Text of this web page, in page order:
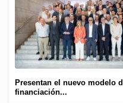
Presentan el nuevo modelo
financiación...